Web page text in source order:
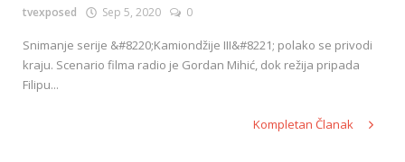
tvexposed Sep 5, 2020 0
Snimanje serije &#8220;Kamiondžije III&#8221; polako se privodi
kraju. Scenario filma radio je Gordan Mihić, dok režija pripada
Filipu...
Kompletan Članak